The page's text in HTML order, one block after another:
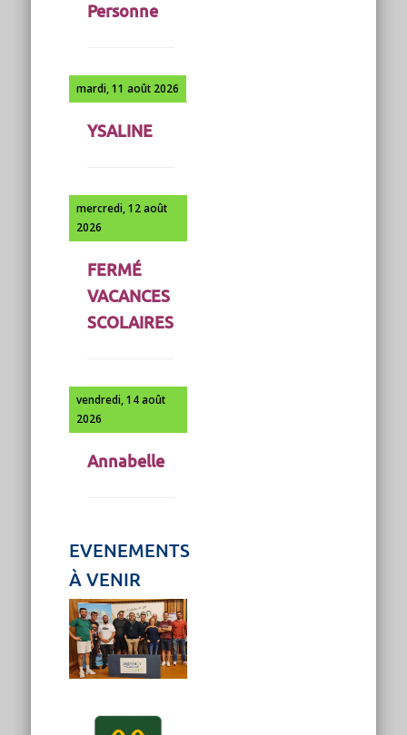
Personne
mardi, 11 août 2026
YSALINE
mercredi, 12 août
2026
FERMÉ
VACANCES
SCOLAIRES
vendredi, 14 août
2026
Annabelle
EVENEMENTS
À VENIR